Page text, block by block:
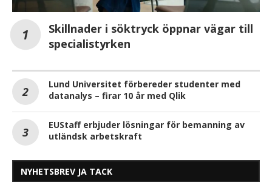
Skillnader i söktryck öppnar vägar till
specialistyrken
Lund Universitet förbereder studenter med
datanalys – firar 10 år med Qlik
EUStaff erbjuder lösningar för bemanning av
utländsk arbetskraft
NYHETSBREV JA TACK